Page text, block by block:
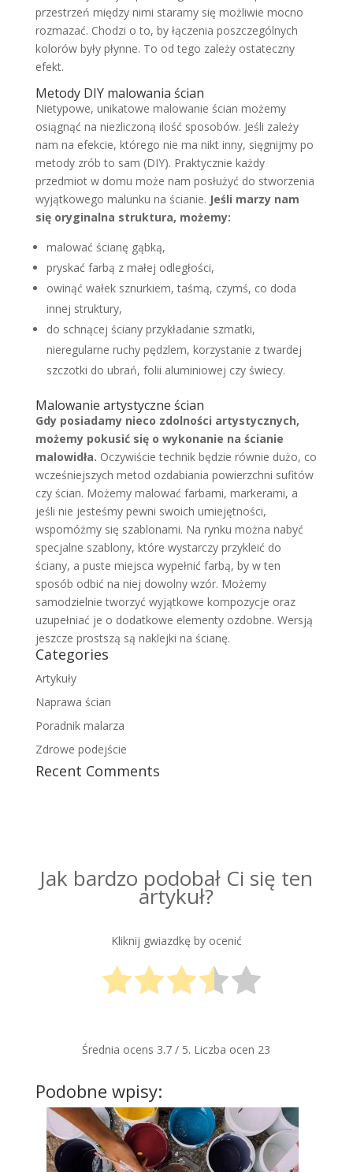
przestrzeń między nimi staramy się możliwie mocno
rozmazać. Chodzi o to, by łączenia poszczególnych
kolorów były płynne. To od tego zależy ostateczny
efekt.
Metody DIY malowania ścian
Nietypowe, unikatowe malowanie ścian możemy
osiągnąć na niezliczoną ilość sposobów. Jeśli zależy
nam na efekcie, którego nie ma nikt inny, sięgnijmy po
metody zrób to sam (DIY). Praktycznie każdy
przedmiot w domu może nam posłużyć do stworzenia
wyjątkowego malunku na ścianie. Jeśli marzy nam
się oryginalna struktura, możemy:
malować ścianę gąbką,
pryskać farbą z małej odległości,
owinąć wałek sznurkiem, taśmą, czymś, co doda
innej struktury,
do schnącej ściany przykładanie szmatki,
nieregularne ruchy pędzlem, korzystanie z twardej
szczotki do ubrań, folii aluminiowej czy świecy.
Malowanie artystyczne ścian
Gdy posiadamy nieco zdolności artystycznych,
możemy pokusić się o wykonanie na ścianie
malowidła. Oczywiście technik będzie równie dużo, co
wcześniejszych metod ozdabiania powierzchni sufitów
czy ścian. Możemy malować farbami, markerami, a
jeśli nie jesteśmy pewni swoich umiejętności,
wspomóżmy się szablonami. Na rynku można nabyć
specjalne szablony, które wystarczy przykleić do
ściany, a puste miejsca wypełnić farbą, by w ten
sposób odbić na niej dowolny wzór. Możemy
samodzielnie tworzyć wyjątkowe kompozycje oraz
uzupełniać je o dodatkowe elementy ozdobne. Wersją
jeszcze prostszą są naklejki na ścianę.
Categories
Artykuły
Naprawa ścian
Poradnik malarza
Zdrowe podejście
Recent Comments
Jak bardzo podobał Ci się ten
artykuł?
Kliknij gwiazdkę by ocenić
Średnia ocens 3.7 / 5. Liczba ocen 23
Podobne wpisy: